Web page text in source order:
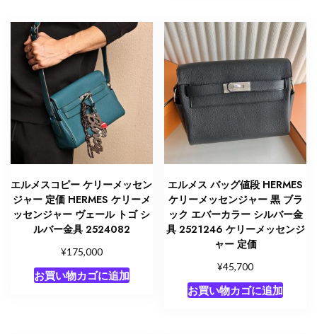
エルメスコピー ケリーメッセン
ジャー 定価 HERMES ケリーメ
ッセンジャー ヴェール トゴ シ
ルバー金具 2524082
¥175,000
お買い物カゴに追加
エルメス バッグ値段 HERMES
ケリーメッセンジャー 黒 ブラ
ック エバーカラー シルバー金
具 2521246 ケリーメッセンジ
ャー 定価
¥45,700
お買い物カゴに追加